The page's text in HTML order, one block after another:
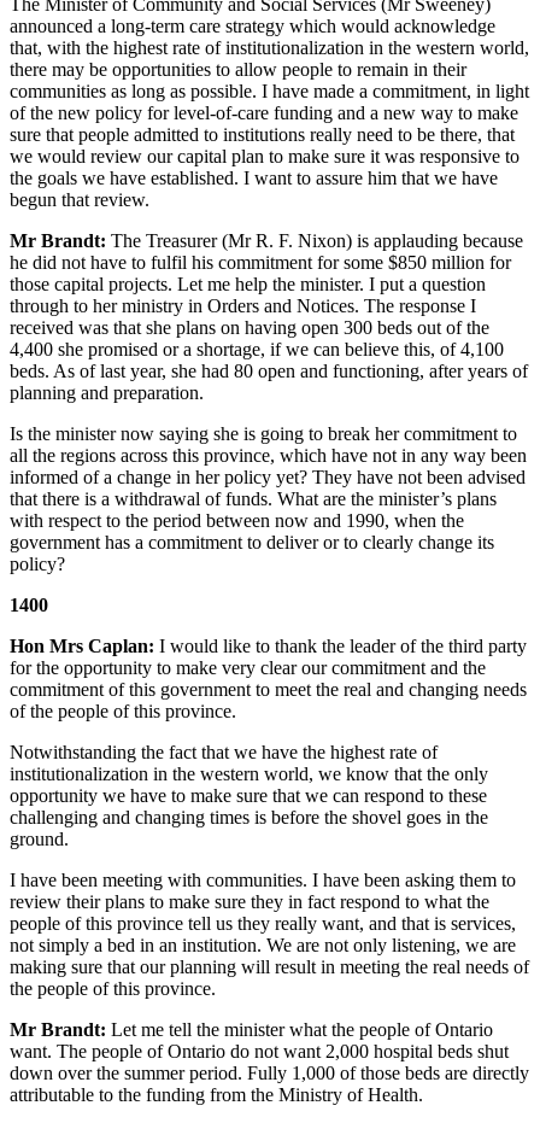
announced a long-term care strategy which would acknowledge
that, with the highest rate of institutionalization in the western world,
there may be opportunities to allow people to remain in their
communities as long as possible. I have made a commitment, in light
of the new policy for level-of-care funding and a new way to make
sure that people admitted to institutions really need to be there, that
we would review our capital plan to make sure it was responsive to
the goals we have established. I want to assure him that we have
begun that review.
Mr Brandt: The Treasurer (Mr R. F. Nixon) is applauding because
he did not have to fulfil his commitment for some $850 million for
those capital projects. Let me help the minister. I put a question
through to her ministry in Orders and Notices. The response I
received was that she plans on having open 300 beds out of the
4,400 she promised or a shortage, if we can believe this, of 4,100
beds. As of last year, she had 80 open and functioning, after years of
planning and preparation.
Is the minister now saying she is going to break her commitment to
all the regions across this province, which have not in any way been
informed of a change in her policy yet? They have not been advised
that there is a withdrawal of funds. What are the minister’s plans
with respect to the period between now and 1990, when the
government has a commitment to deliver or to clearly change its
policy?
1400
Hon Mrs Caplan: I would like to thank the leader of the third party
for the opportunity to make very clear our commitment and the
commitment of this government to meet the real and changing needs
of the people of this province.
Notwithstanding the fact that we have the highest rate of
institutionalization in the western world, we know that the only
opportunity we have to make sure that we can respond to these
challenging and changing times is before the shovel goes in the
ground.
I have been meeting with communities. I have been asking them to
review their plans to make sure they in fact respond to what the
people of this province tell us they really want, and that is services,
not simply a bed in an institution. We are not only listening, we are
making sure that our planning will result in meeting the real needs of
the people of this province.
Mr Brandt: Let me tell the minister what the people of Ontario
want. The people of Ontario do not want 2,000 hospital beds shut
down over the summer period. Fully 1,000 of those beds are directly
attributable to the funding from the Ministry of Health.